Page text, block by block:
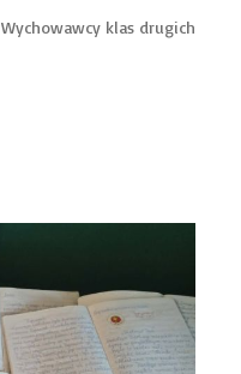
Wychowawcy klas drugich